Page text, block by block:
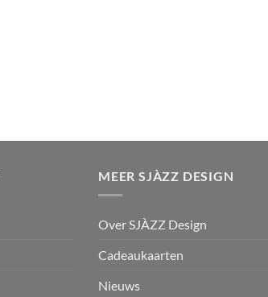
MEER SJÀZZ DESIGN
Over SJÀZZ Design
Cadeaukaarten
Nieuws